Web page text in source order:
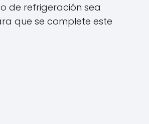
de refrigeración sea
que se complete este